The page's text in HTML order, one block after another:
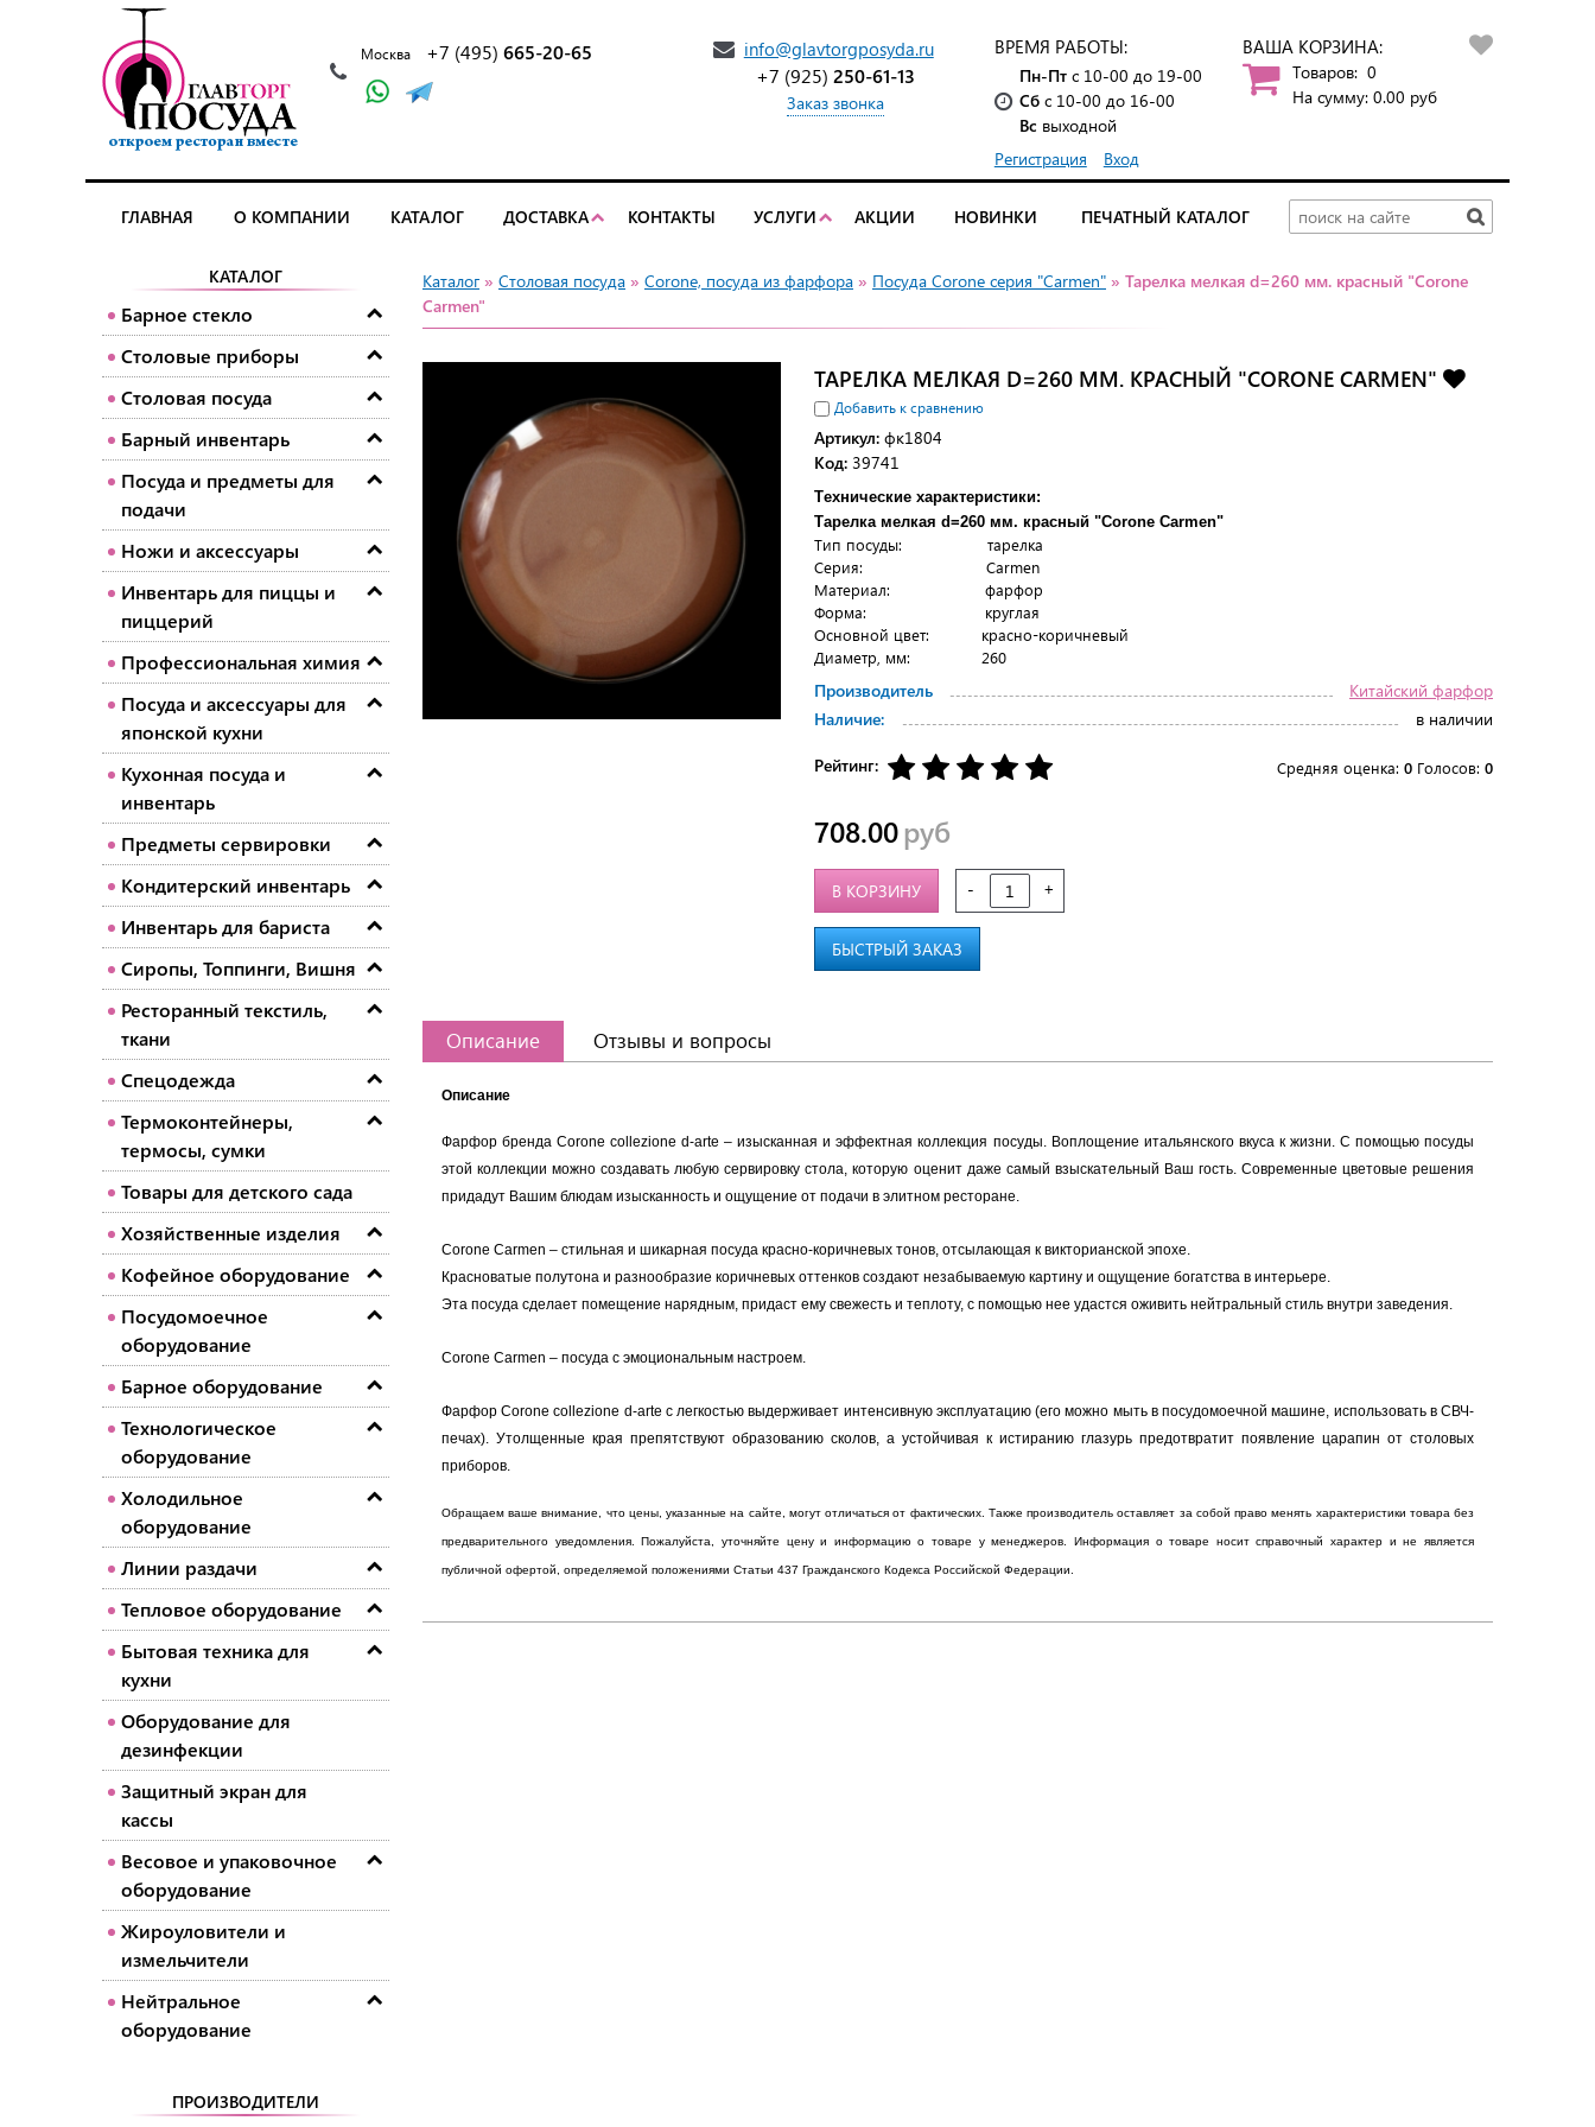
Москва +7 (495) 665-20-65 info@glavtorgposyda.ru
+7 (925)250-61-13
Заказ звонка
ВРЕМЯ РАБОТЫ:
Пн-Птс 10-00 до 19-00
Сбс 10-00 до 16-00
Вс выходной
Регистрация
Вход
ВАША КОРЗИНА:
Товаров: 0
На сумму: 0.00 руб
ГЛАВНАЯ О КОМПАНИИ КАТАЛОГ ДОСТАВКА КОНТАКТЫ УСЛУГИ АКЦИИ НОВИНКИ ПЕЧАТНЫЙ КАТАЛОГ
КАТАЛОГ
Барное стекло
Столовые приборы
Столовая посуда
Барный инвентарь
Посуда и предметы для
подачи
Ножи и аксессуары
Инвентарь для пиццы и
пиццерий
Профессиональная химия
Посуда и аксессуары для
японской кухни
Кухонная посуда и
инвентарь
Предметы сервировки
Кондитерский инвентарь
Инвентарь для бариста
Сиропы, Топпинги, Вишня
Ресторанный текстиль,
ткани
Спецодежда
Термоконтейнеры,
термосы, сумки
Товары для детского сада
Хозяйственные изделия
Кофейное оборудование
Посудомоечное
оборудование
Барное оборудование
Технологическое
оборудование
Холодильное
оборудование
Линии раздачи
Тепловое оборудование
Бытовая техника для
кухни
Оборудование для
дезинфекции
Защитный экран для
кассы
Весовое и упаковочное
оборудование
Жироуловители и
измельчители
Нейтральное
оборудование
ПРОИЗВОДИТЕЛИ
Каталог » Столовая посуда » Corone, посуда из фарфора » Посуда Corone серия "Сarmen" » Тарелка мелкая d=260 мм. красный "Corone
Carmen"
ТАРЕЛКА МЕЛКАЯ D=260 ММ. КРАСНЫЙ "CORONE CARMEN"
Добавить к сравнению
Артикул:фк1804
Код:39741
Tехнические характеристики:
Тарелка мелкая d=260 мм. красный "Corone Carmen"
Тип посуды: тарелка
Серия: Carmen
Материал: фарфор
Форма: круглая
Основной цвет: красно-коричневый
Диаметр, мм: 260
Производитель
Китайский фарфор
Наличие:
в наличии
Рейтинг: Средняя оценка: 0 Голосов: 0
708.00руб
- +
В КОРЗИНУ
БЫСТРЫЙ ЗАКАЗ
Описание Отзывы и вопросы
Описание
Фарфор бренда Corone collezione d-arte – изысканная и эффектная коллекция посуды. Воплощение итальянского вкуса к жизни. С помощью посуды
этой коллекции можно создавать любую сервировку стола, которую оценит даже самый взыскательный Ваш гость. Современные цветовые решения
придадут Вашим блюдам изысканность и ощущение от подачи в элитном ресторане.
Corone Сarmen – стильная и шикарная посуда красно-коричневых тонов, отсылающая к викторианской эпохе.
Красноватые полутона и разнообразие коричневых оттенков создают незабываемую картину и ощущение богатства в интерьере.
Эта посуда сделает помещение нарядным, придаст ему свежесть и теплоту, с помощью нее удастся оживить нейтральный стиль внутри заведения.
Corone Сarmen – посуда с эмоциональным настроем.
Фарфор Corone collezione d-arte с легкостью выдерживает интенсивную эксплуатацию (его можно мыть в посудомоечной машине, использовать в СВЧ-
печах). Утолщенные края препятствуют образованию сколов, а устойчивая к истиранию глазурь предотвратит появление царапин от столовых
приборов.
Обращаем ваше внимание, что цены, указанные на сайте, могут отличаться от фактических. Также производитель оставляет за собой право менять характеристики товара без
предварительного уведомления. Пожалуйста, уточняйте цену и информацию о товаре у менеджеров. Информация о товаре носит справочный характер и не является
публичной офертой, определяемой положениями Статьи 437 Гражданского Кодекса Российской Федерации.